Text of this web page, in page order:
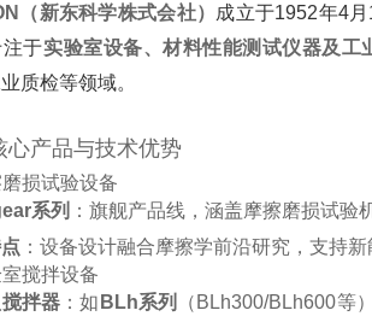
（新东科学株式会社）
成立于1952年4
于‌实验室设备、材料性能测试仪器及工
质检等领域‌。
心产品与技术优势
损试验设备
系列 ：旗舰产品线，涵盖摩擦磨损试验
：设备设计融合摩擦学前沿研究，支持
搅拌设备
拌器 ‌：如‌ BLh系列
（BLh300/BLh600等